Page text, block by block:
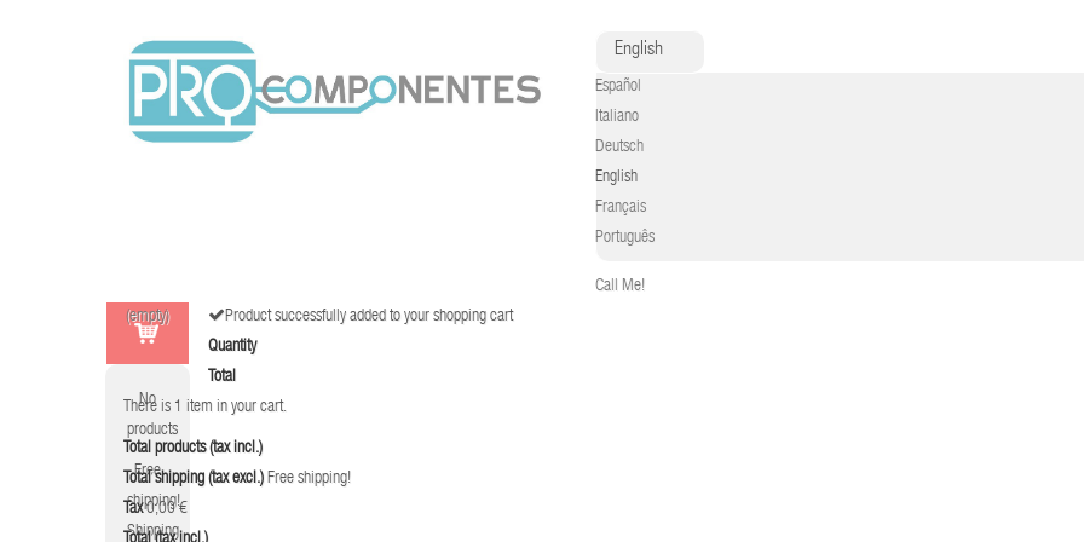
English
Español
Italiano
Deutsch
English
Français
Português
Call Me!
(empty)
No
products
Free
shipping!
Shipping
Product successfully added to your shopping cart
Quantity
Total
There is 1 item in your cart.
Total products (tax incl.)
Total shipping (tax excl.) Free shipping!
Tax 0,00 €